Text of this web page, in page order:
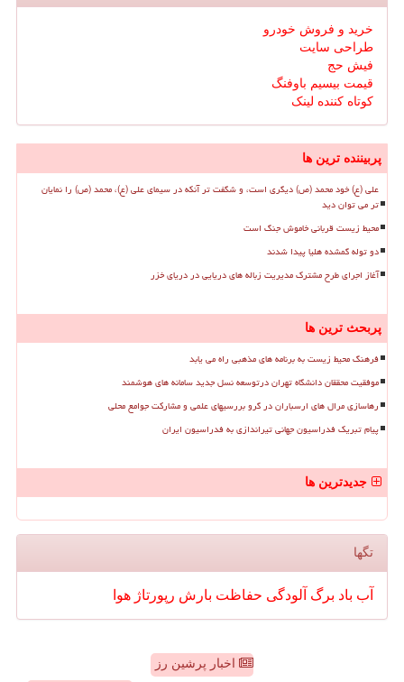
خرید و فروش خودرو
طراحی سایت
فیش حج
قیمت بیسیم باوفنگ
کوتاه کننده لینک
پربیننده ترین ها
علی (ع) خود محمد (ص) دیگری است، و شگفت تر آنکه در سیمای علی (ع)، محمد (ص) را نمایان
تر می توان دید
محیط زیست قربانی خاموش جنگ است
دو توله گمشده هلیا پیدا شدند
آغاز اجرای طرح مشترک مدیریت زباله های دریایی در دریای خزر
پربحث ترین ها
فرهنگ محیط زیست به برنامه های مذهبی راه می یابد
موفقیت محققان دانشگاه تهران درتوسعه نسل جدید سامانه های هوشمند
رهاسازی مرال های ارسباران در گرو بررسیهای علمی و مشارکت جوامع محلی
پیام تبریک فدراسیون جهانی تیراندازی به فدراسیون ایران
جدیدترین ها
تگها
آب باد برگ آلودگی حفاظت بارش رپورتاژ هوا
اخبار پرشین رز